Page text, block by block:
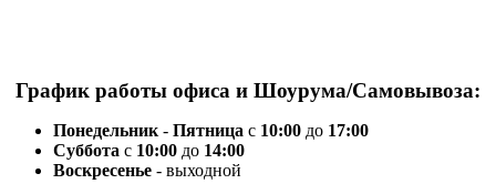
График работы офиса и Шоурума/Cамовывоза:
Понедельник - Пятница с 10:00 до 17:00
Суббота с 10:00 до 14:00
Воскресенье - выходной